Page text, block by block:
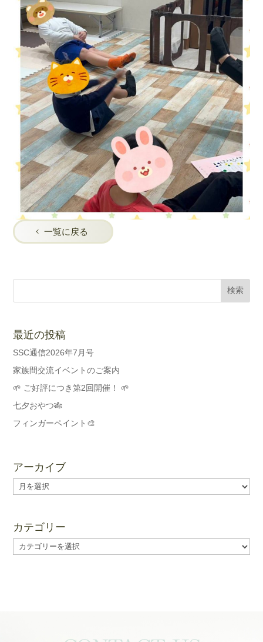
一覧に戻る
最近の投稿
SSC通信2026年7月号
家族間交流イベントのご案内
🌱 ご好評につき第2回開催！ 🌱
七夕おやつ🎋
フィンガーペイント🎨
アーカイブ
ア
ー
イ
ブ
カテゴリー
カ
テ